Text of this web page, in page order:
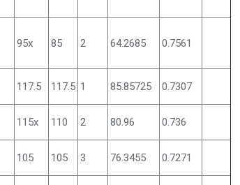
95x 85 2 64.2685 0.7561
117.5 117.5 1 85.85725 0.7307
115x 110 2 80.96 0.736
105 105 3 76.3455 0.7271